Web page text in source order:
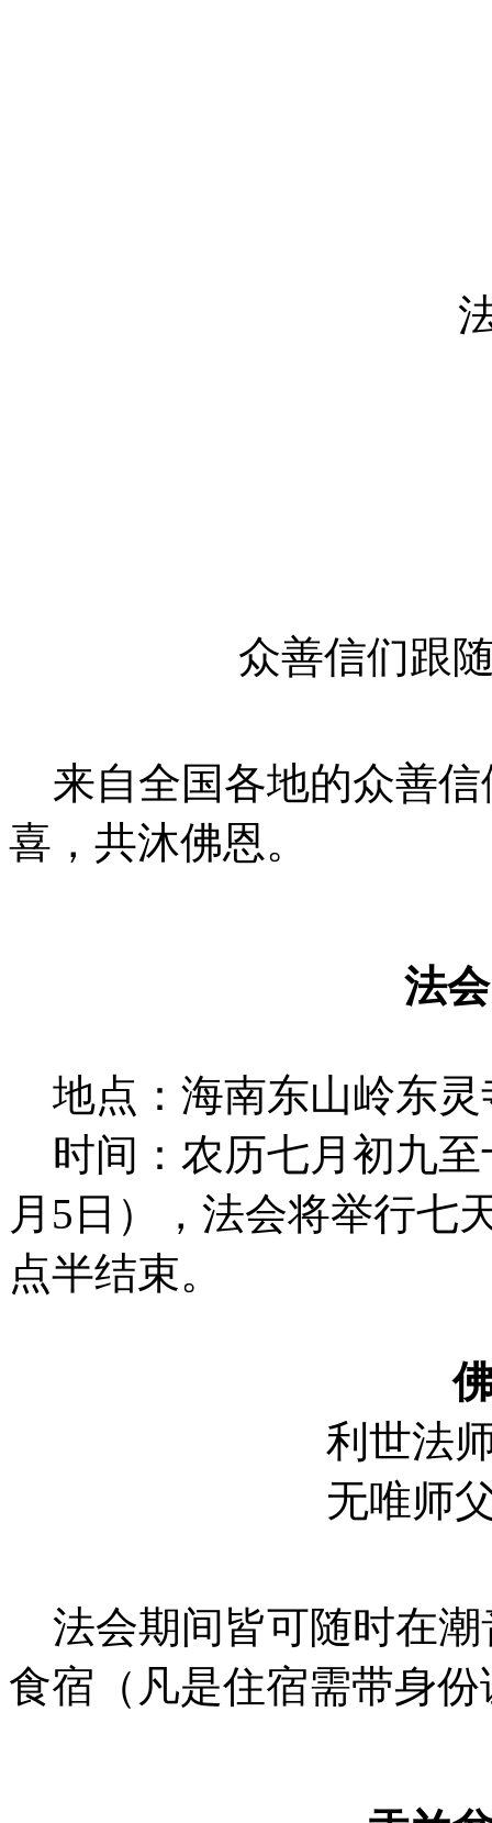
众善信们跟
来自全国各地的众善信
喜，共沐佛恩。
法
地点：海南东山岭东灵
时间：农历七月初九至
月5日），法会将举行七
点半结束。
利世法
无唯师
法会期间皆可随时在潮
食宿（凡是住宿需带身份